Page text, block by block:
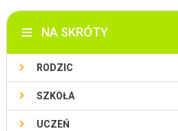
NA SKRÓTY
RODZIC
SZKOŁA
UCZEŃ